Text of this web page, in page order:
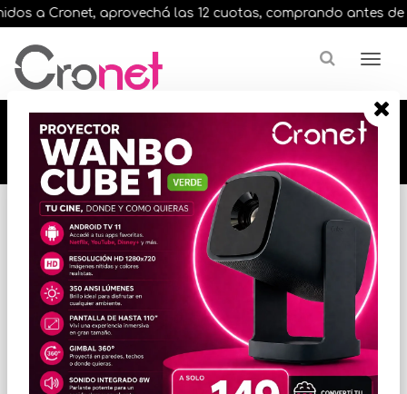
a Cronet, aprovechá las 12 cuotas, comprando antes de
🔥🔥🔥 12 cuotas, en todos nuestros artículos,
comprando antes de las 13 hrs. envíos en el
día 🔥🔥🔥
Inicio PROCESADORES / MICROS MICROS INTEL
* Las imágenes se exhiben con fines ilustrativos.